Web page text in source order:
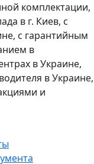
комплектации,
в г. Киев, с
с гарантийным
в
в Украине,
в Украине,
и